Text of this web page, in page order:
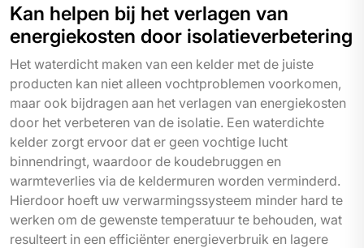
Kan helpen bij het verlagen van
energiekosten door isolatieverbetering
Het waterdicht maken van een kelder met de juiste
producten kan niet alleen vochtproblemen voorkomen,
maar ook bijdragen aan het verlagen van energiekosten
door het verbeteren van de isolatie. Een waterdichte
kelder zorgt ervoor dat er geen vochtige lucht
binnendringt, waardoor de koudebruggen en
warmteverlies via de keldermuren worden verminderd.
Hierdoor hoeft uw verwarmingssysteem minder hard te
werken om de gewenste temperatuur te behouden, wat
resulteert in een efficiënter energieverbruik en lagere